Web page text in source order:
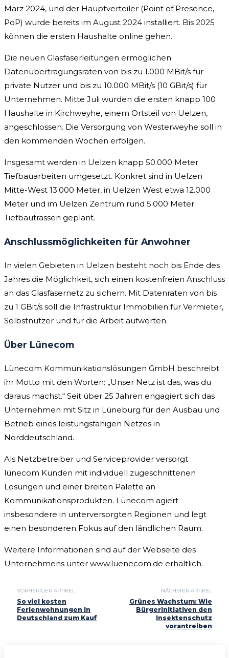
März 2024, und der Hauptverteiler (Point of Presence,
PoP) wurde bereits im August 2024 installiert. Bis 2025
können die ersten Haushalte online gehen.
Die neuen Glasfaserleitungen ermöglichen
Datenübertragungsraten von bis zu 1.000 MBit/s für
private Nutzer und bis zu 10.000 MBit/s (10 GBit/s) für
Unternehmen. Mitte Juli wurden die ersten knapp 100
Haushalte in Kirchweyhe, einem Ortsteil von Uelzen,
angeschlossen. Die Versorgung von Westerweyhe soll in
den kommenden Wochen erfolgen.
Insgesamt werden in Uelzen knapp 50.000 Meter
Tiefbauarbeiten umgesetzt. Konkret sind in Uelzen
Mitte-West 13.000 Meter, in Uelzen West etwa 12.000
Meter und im Uelzen Zentrum rund 5.000 Meter
Tiefbautrassen geplant.
Anschlussmöglichkeiten für Anwohner
In vielen Gebieten in Uelzen besteht noch bis Ende des
Jahres die Möglichkeit, sich einen kostenfreien Anschluss
an das Glasfasernetz zu sichern. Mit Datenraten von bis
zu 1 GBit/s soll die Infrastruktur Immobilien für Vermieter,
Selbstnutzer und für die Arbeit aufwerten.
Über Lünecom
Lünecom Kommunikationslösungen GmbH beschreibt
ihr Motto mit den Worten: „Unser Netz ist das, was du
daraus machst.“ Seit über 25 Jahren engagiert sich das
Unternehmen mit Sitz in Lüneburg für den Ausbau und
Betrieb eines leistungsfähigen Netzes in
Norddeutschland.
Als Netzbetreiber und Serviceprovider versorgt
lünecom Kunden mit individuell zugeschnittenen
Lösungen und einer breiten Palette an
Kommunikationsprodukten. Lünecom agiert
insbesondere in unterversorgten Regionen und legt
einen besonderen Fokus auf den ländlichen Raum.
Weitere Informationen sind auf der Webseite des
Unternehmens unter www.luenecom.de erhältlich.
VORHERIGER ARTIKEL
So viel kosten
Ferienwohnungen in
Deutschland zum Kauf
NÄCHSTER ARTIKEL
Grünes Wachstum: Wie
Bürgerinitiativen den
Insektenschutz
vorantreiben